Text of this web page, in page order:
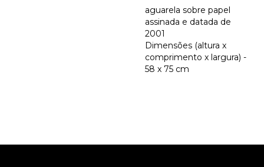
aguarela sobre papel
assinada e datada de
2001
Dimensões (altura x
comprimento x largura) -
58 x 75 cm